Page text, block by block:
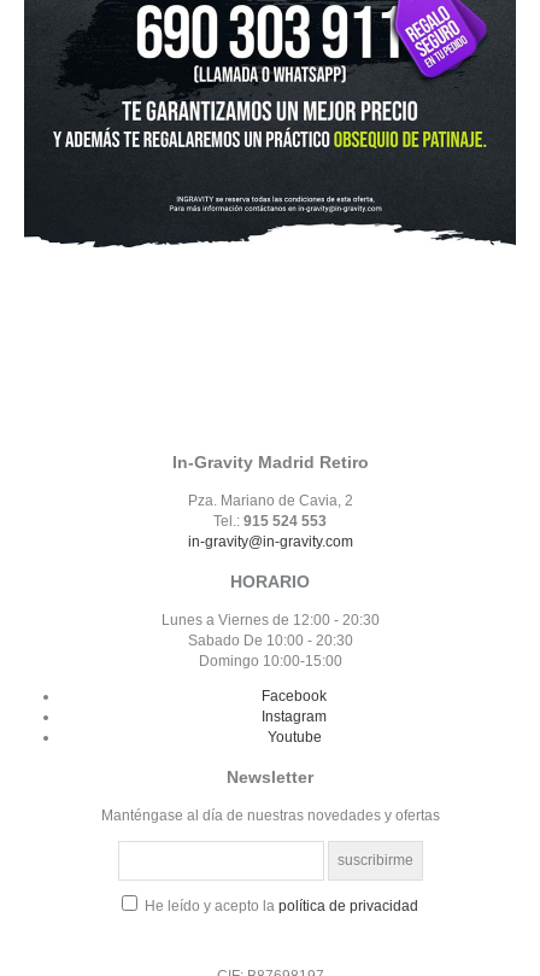
In-Gravity Madrid Retiro
Pza. Mariano de Cavia, 2
Tel.: 915 524 553
in-gravity@in-gravity.com
HORARIO
Lunes a Viernes de 12:00 - 20:30
Sabado De 10:00 - 20:30
Domingo 10:00-15:00
Facebook
Instagram
Youtube
Newsletter
Manténgase al día de nuestras novedades y ofertas
He leído y acepto la política de privacidad